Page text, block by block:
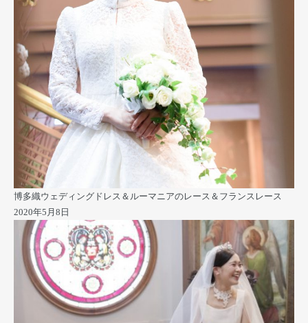
博多織ウェディングドレス＆ルーマニアのレース＆フランスレース
2020年5月8日